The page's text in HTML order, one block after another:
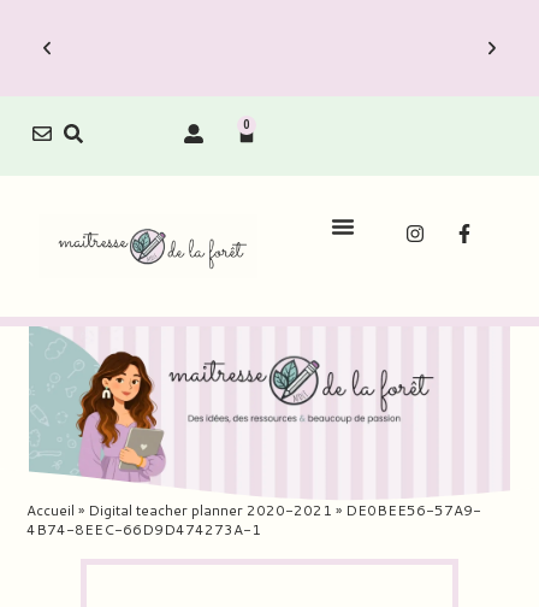
Le Carnet de Direction est dispo !
0
Accueil » Digital teacher planner 2020-2021 » DE0BEE56-57A9-
4B74-8EEC-66D9D474273A-1